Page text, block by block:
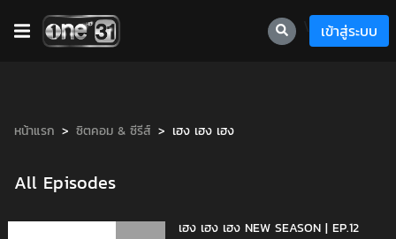
เข้าสู่ระบบ
หน้าแรก ซิตคอม & ซีรีส์ เฮง เฮง เฮง
All Episodes
เฮง เฮง เฮง NEW SEASON | EP.12